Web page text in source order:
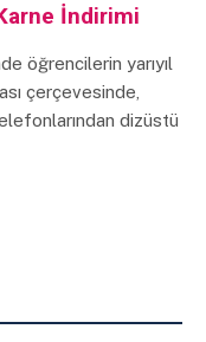
İndirimi
öğrencilerin yarıyıl
çerçevesinde,
dizüstü